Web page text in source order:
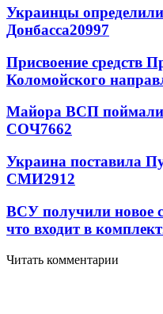
Украинцы
Донбасса20997
Присвоение средств
Коломойского
Майора ВСП
СОЧ7662
Украина поставила
СМИ2912
ВСУ получили новое
что входит в комплект
Читать комментарии